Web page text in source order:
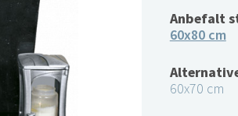
Anbefalt
60x80 cm
60x70 cm